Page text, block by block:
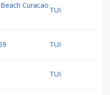
Curacao
TUI
TUI
TUI